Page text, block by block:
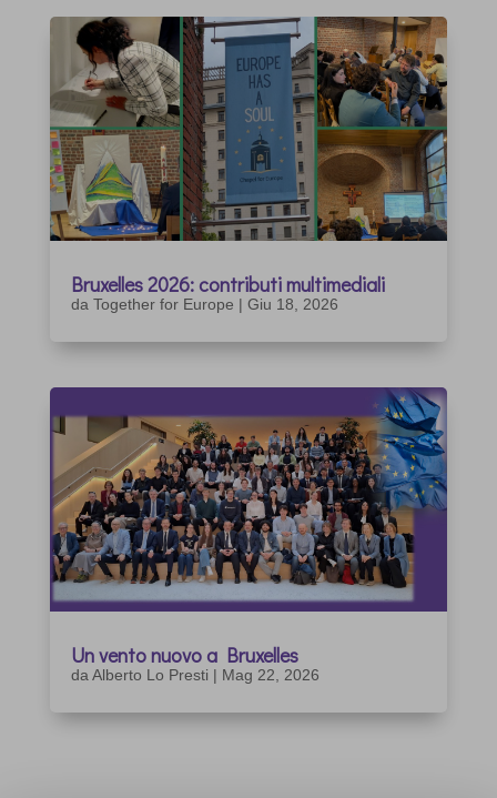
Bruxelles 2026: contributi multimediali
da Together for Europe | Giu 18, 2026
Un vento nuovo a Bruxelles
da Alberto Lo Presti | Mag 22, 2026